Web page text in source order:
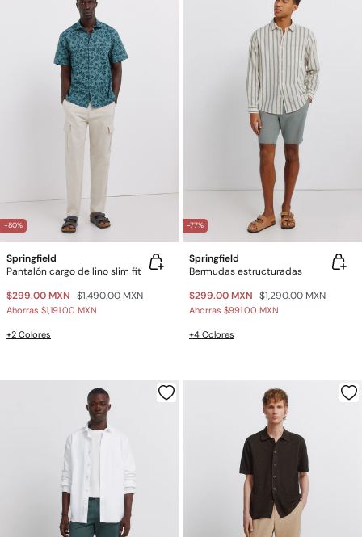
-80%
Springfield
Pantalón cargo de lino slim fit
$299.00 MXN $1,490.00 MXN
Ahorras $1,191.00 MXN
+2 Colores
-77%
Springfield
Bermudas estructuradas
$299.00 MXN $1,290.00 MXN
Ahorras $991.00 MXN
+4 Colores